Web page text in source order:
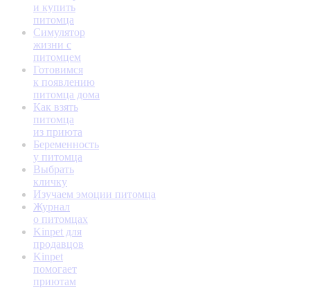
и купить
питомца
Симулятор
жизни с
питомцем
Готовимся
к появлению
питомца дома
Как взять
питомца
из приюта
Беременность
у питомца
Выбрать
кличку
Изучаем эмоции питомца
Журнал
о питомцах
Kinpet для
продавцов
Kinpet
помогает
приютам